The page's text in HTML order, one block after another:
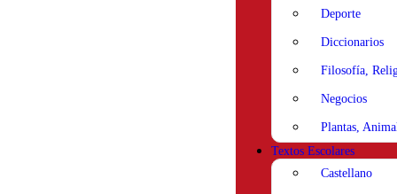
Deporte
Diccionarios
Filosofía,
Negocios
Plantas,
Textos Escolares
Castellano